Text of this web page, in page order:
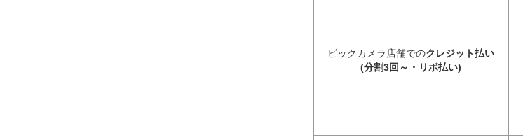
ビックカメラ 店舗でのクレジット払い
(分割3回～・ リボ払い)